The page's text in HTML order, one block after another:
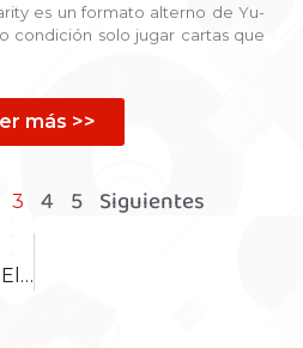
es un formato alterno de Yu-
condición solo jugar cartas que
más >>
3 4 5 Siguientes
Formato GOAT: El regreso triunfal del Yu-Gi-Oh! clásico